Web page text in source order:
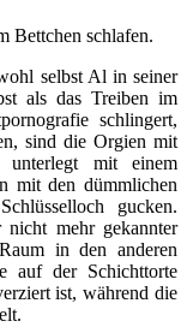
Bettchen schlafen.
selbst Al in seiner
als das Treiben im
schlingert,
sind die Orgien mit
unterlegt mit einem
mit den dümmlichen
gucken.
mehr gekannter
in den anderen
auf der Schichttorte
ist, während die